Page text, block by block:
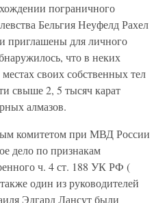
пограничного
Бельгия Неуфелд Рахел
приглашены для личного
что в неких
своих собственных тел
свыше 2, 5 тысяч карат
алмазов.
комитетом при МВД России
дело по признакам
ч. 4 ст. 188 УК РФ (
один из руководителей
Эдгард Лансут были